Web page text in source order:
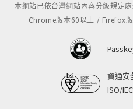
本網站已依台灣網站內容分級規定
Chrome版本60以上 / Firefox
資通安
ISO/